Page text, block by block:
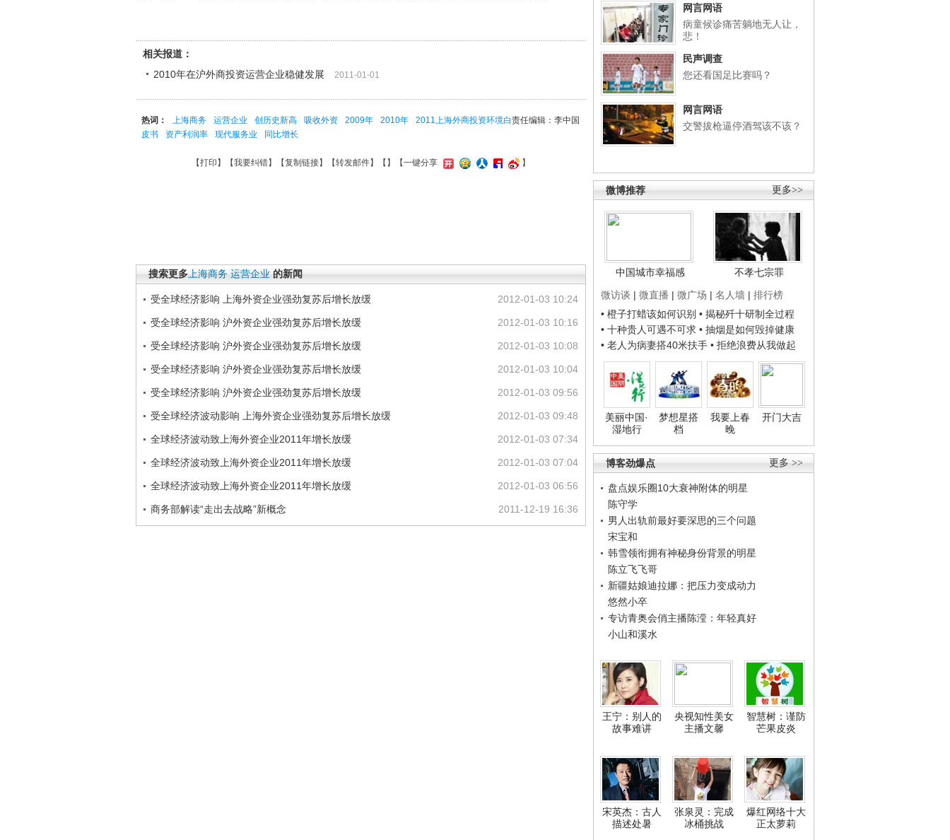
网言网语
病童候诊痛苦躺地无人让，
悲！
民声调查
您还看国足比赛吗？
网言网语
交警拔枪逼停酒驾该不该？
更多>>
微博推荐
中国城市幸福感
不孝七宗罪
微访谈 | 微直播 | 微广场 | 名人墙 | 排行榜
• 橙子打蜡该如何识别 • 揭秘歼十研制全过程
• 十种贵人可遇不可求 • 抽烟是如何毁掉健康
• 老人为病妻搭40米扶手 • 拒绝浪费从我做起
美丽中国·
湿地行
梦想星搭
档
我要上春
晚
开门大吉
更多 >>
博客劲爆点
盘点娱乐圈10大衰神附体的明星
陈守学
男人出轨前最好要深思的三个问题
宋宝和
韩雪领衔拥有神秘身份背景的明星
陈立飞飞哥
新疆姑娘迪拉娜：把压力变成动力
悠然小卒
专访青奥会俏主播陈滢：年轻真好
小山和溪水
王宁：别人的
故事难讲
央视知性美女
主播文馨
智慧树：谨防
芒果皮炎
宋英杰：古人
描述处暑
张泉灵：完成
冰桶挑战
爆红网络十大
正太萝莉
相关报道：
2010年在沪外商投资运营企业稳健发展
2011-01-01
责任编辑：李中国
热词： 上海商务 运营企业 创历史新高 吸收外资 2009年 2010年
2011上海外商投资环境白
皮书
资产利润率 现代服务业 同比增长
【打印 】【我要纠错】【复制链接】【转发邮件】【 】 【一键分享 】
搜索更多上海商务 运营企业 的新闻
2012-01-03 10:24
受全球经济影响 上海外资企业强劲复苏后增长放缓
2012-01-03 10:16
受全球经济影响 沪外资企业强劲复苏后增长放缓
2012-01-03 10:08
受全球经济影响 沪外资企业强劲复苏后增长放缓
2012-01-03 10:04
受全球经济影响 沪外资企业强劲复苏后增长放缓
2012-01-03 09:56
受全球经济影响 沪外资企业强劲复苏后增长放缓
2012-01-03 09:48
受全球经济波动影响 上海外资企业强劲复苏后增长放缓
2012-01-03 07:34
全球经济波动致上海外资企业2011年增长放缓
2012-01-03 07:04
全球经济波动致上海外资企业2011年增长放缓
2012-01-03 06:56
全球经济波动致上海外资企业2011年增长放缓
2011-12-19 16:36
商务部解读“走出去战略”新概念